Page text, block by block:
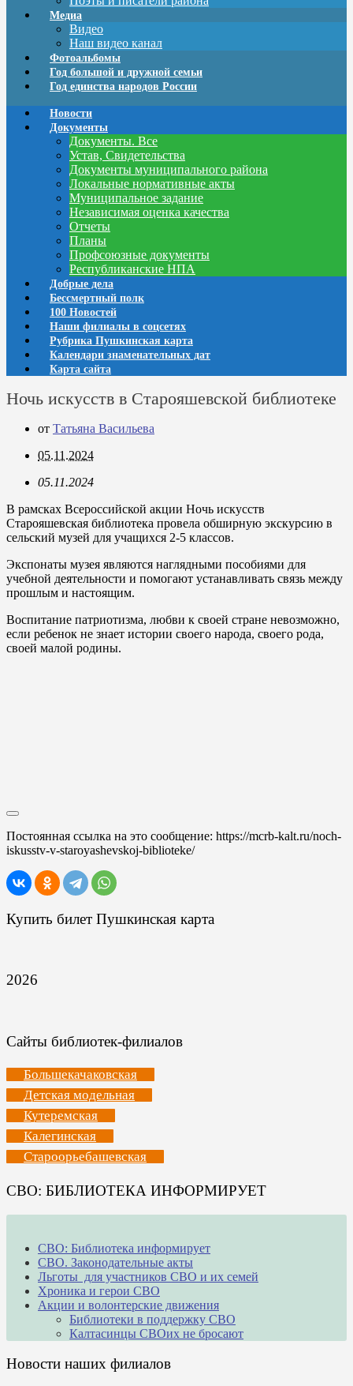
Медиа
Видео
Наш видео канал
Фотоальбомы
Год большой и дружной семьи
Год единства народов России
Новости
Документы
Документы. Все
Устав, Свидетельства
Документы муниципального района
Локальные нормативные акты
Муниципальное задание
Независимая оценка качества
Отчеты
Планы
Профсоюзные документы
Республиканские НПА
Добрые дела
Бессмертный полк
100 Новостей
Наши филиалы в соцсетях
Рубрика Пушкинская карта
Календари знаменательных дат
Карта сайта
Ночь искусств в Старояшевской библиотеке
от Татьяна Васильева
05.11.2024
05.11.2024
В рамсках Всероссийской акции Ночь искусств
Старояшевская библиотека провела обширную экскурсию в
сельский музей для учащихся 2-5 классов.
Экспонаты музея являются наглядными пособиями для
учебной деятельности и помогают устанавливать связь между
прошлым и настоящим.
Воспитание патриотизма, любви к своей стране невозможно,
если ребенок не знает истории своего народа, своего рода,
своей малой родины.
Постоянная ссылка на это сообщение: https://mcrb-kalt.ru/noch-
iskusstv-v-staroyashevskoj-biblioteke/
Купить билет Пушкинская карта
2026
Сайты библиотек-филиалов
Большекачаковская
Детская модельная
Кутеремская
Калегинская
Староорьебашевская
СВО: БИБЛИОТЕКА ИНФОРМИРУЕТ
СВО: Библиотека информирует
СВО. Законодательные акты
Льготы для участников СВО и их семей
Хроника и герои СВО
Акции и волонтерские движения
Библиотеки в поддержку СВО
Калтасинцы СВОих не бросают
Новости наших филиалов